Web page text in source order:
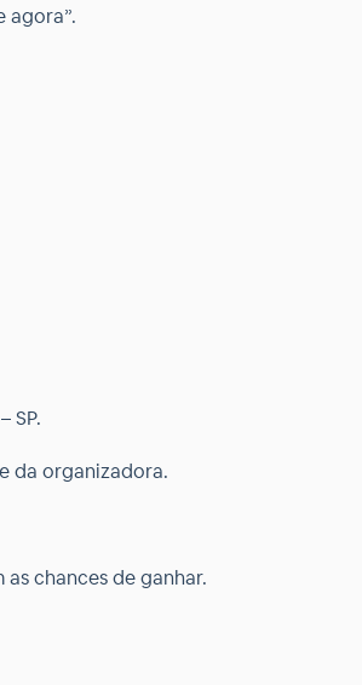
agora”.
SP.
da organizadora.
chances de ganhar.